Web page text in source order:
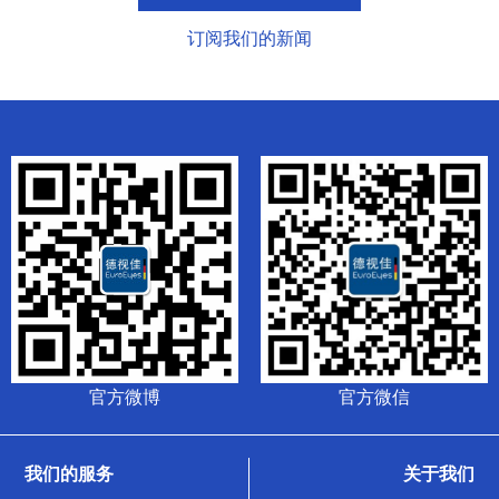
订阅我们的新闻
官方微博 官方微信
我们的服务 关于我们